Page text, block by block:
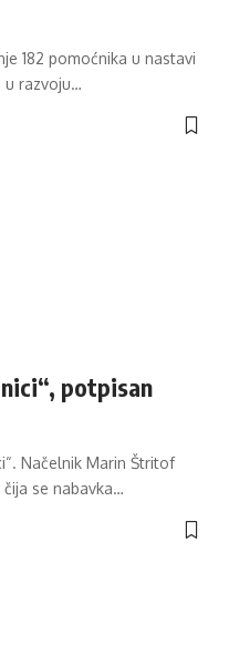
182 pomoćnika u nastavi
u razvoju…
potpisan
Načelnik Marin Štritof
se nabavka…